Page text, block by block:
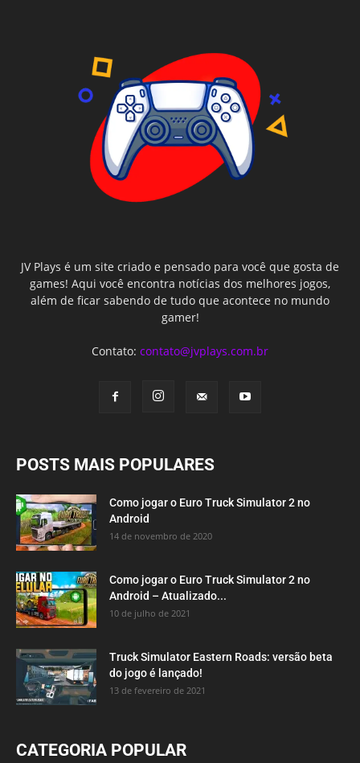
JV Plays é um site criado e pensado para você que gosta de
games! Aqui você encontra notícias dos melhores jogos,
além de ficar sabendo de tudo que acontece no mundo
gamer!
Contato: contato@jvplays.com.br
POSTS MAIS POPULARES
Como jogar o Euro Truck Simulator 2 no
Android
14 de novembro de 2020
Como jogar o Euro Truck Simulator 2 no
Android – Atualizado...
10 de julho de 2021
Truck Simulator Eastern Roads: versão beta
do jogo é lançado!
13 de fevereiro de 2021
CATEGORIA POPULAR